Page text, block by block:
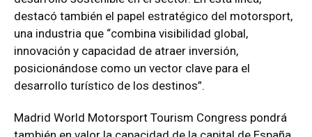
destacó también el papel estratégico del motorsport,
una industria que “combina visibilidad global,
innovación y capacidad de atraer inversión,
posicionándose como un vector clave para el
desarrollo turístico de los destinos”.
Madrid World Motorsport Tourism Congress pondrá